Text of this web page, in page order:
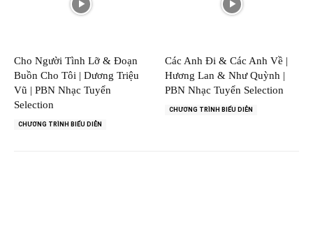
Cho Người Tình Lỡ & Đoạn
Buồn Cho Tôi | Dương Triệu
Vũ | PBN Nhạc Tuyển
Selection
CHƯƠNG TRÌNH BIỂU DIỄN
Các Anh Đi & Các Anh Về |
Hương Lan & Như Quỳnh |
PBN Nhạc Tuyển Selection
CHƯƠNG TRÌNH BIỂU DIỄN